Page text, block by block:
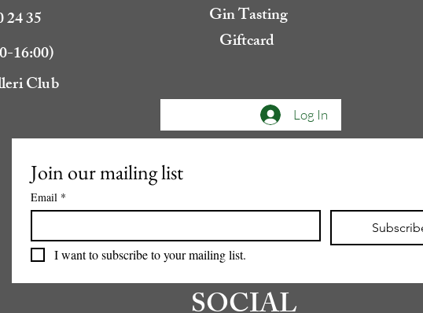
24 35
16:00)
Gin Tasting
Giftcard
Club
Log In
Join our mailing list
Email *
I want to subscribe to your mailing list.